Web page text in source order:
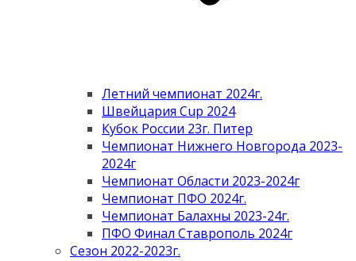
Летний чемпионат 2024г.
Швейцария Cup 2024
Кубок России 23г. Питер
Чемпионат Нижнего Новгорода 2023-
2024г
Чемпионат Области 2023-2024г
Чемпионат ПФО 2024г.
Чемпионат Балахны 2023-24г.
ПФО Финал Ставрополь 2024г
Сезон 2022-2023г.